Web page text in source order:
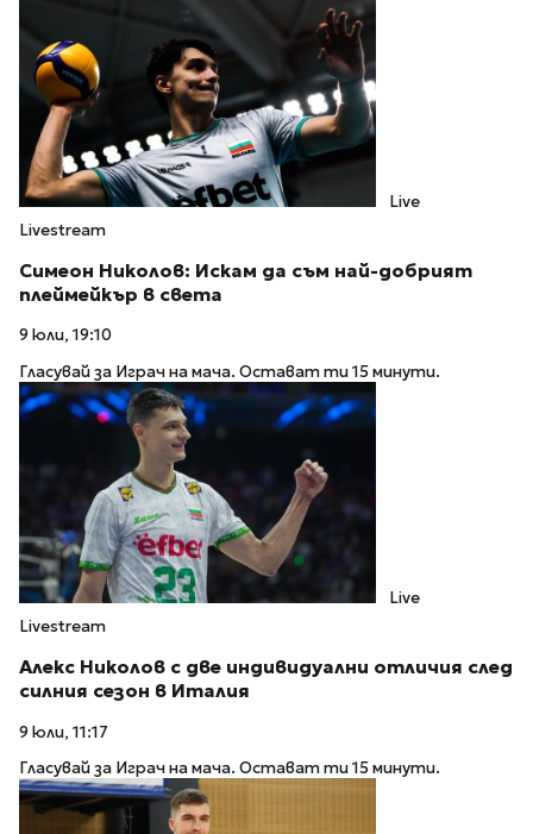
Live
Livestream
Симеон Николов: Искам да съм най-добрият
плеймейкър в света
9 юли, 19:10
Гласувай за Играч на мача. Остават ти 15 минути.
Live
Livestream
Алекс Николов с две индивидуални отличия след
силния сезон в Италия
9 юли, 11:17
Гласувай за Играч на мача. Остават ти 15 минути.